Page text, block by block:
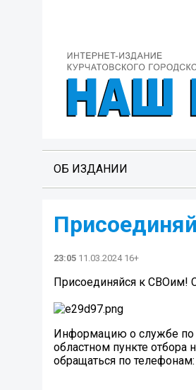
ОБ ИЗДАНИИ
23:05 11.03.2024 16+
Присоединяйся к СВОим!
Информацию о службе по
областном пункте
обращаться по